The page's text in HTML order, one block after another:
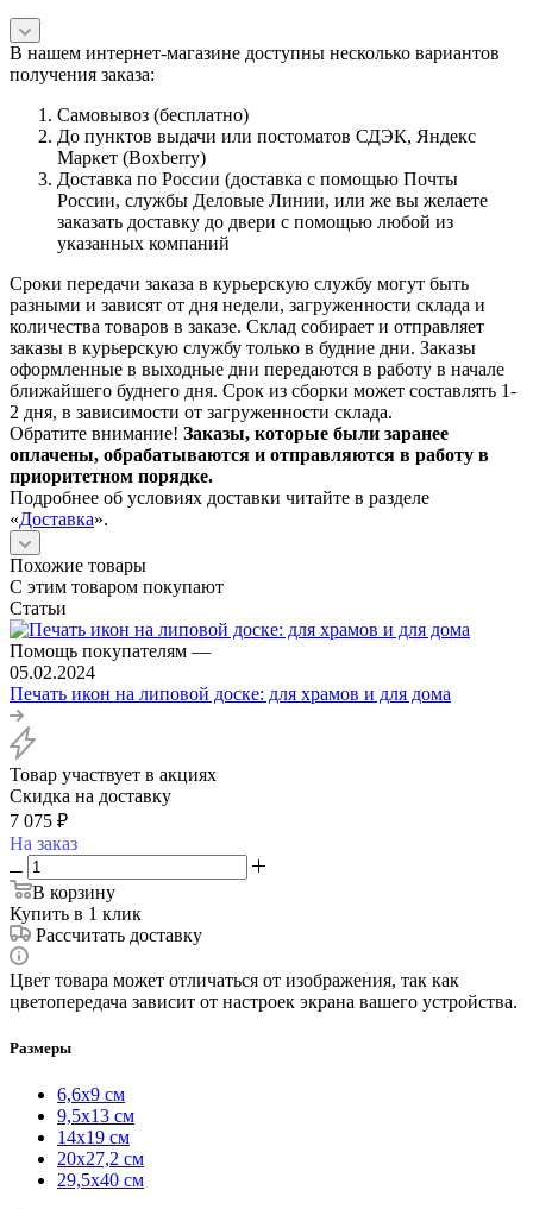
В нашем интернет-магазине доступны несколько вариантов
получения заказа:
Самовывоз (бесплатно)
До пунктов выдачи или постоматов СДЭК, Яндекс
Маркет (Boxberry)
Доставка по России (доставка с помощью Почты
России, службы Деловые Линии, или же вы желаете
заказать доставку до двери с помощью любой из
указанных компаний
Сроки передачи заказа в курьерскую службу могут быть
разными и зависят от дня недели, загруженности склада и
количества товаров в заказе. Склад собирает и отправляет
заказы в курьерскую службу только в будние дни. Заказы
оформленные в выходные дни передаются в работу в начале
ближайшего буднего дня. Срок из сборки может составлять 1-
2 дня, в зависимости от загруженности склада.
Обратите внимание! Заказы, которые были заранее
оплачены, обрабатываются и отправляются в работу в
приоритетном порядке.
Подробнее об условиях доставки читайте в разделе
«Доставка».
Похожие товары
С этим товаром покупают
Статьи
Помощь покупателям —
05.02.2024
Печать икон на липовой доске: для храмов и для дома
Товар участвует в акциях
Скидка на доставку
7 075 ₽
На заказ
В корзину
Купить в 1 клик
Рассчитать доставку
Цвет товара может отличаться от изображения, так как
цветопередача зависит от настроек экрана вашего устройства.
Размеры
6,6х9 см
9,5х13 см
14х19 см
20х27,2 см
29,5х40 см